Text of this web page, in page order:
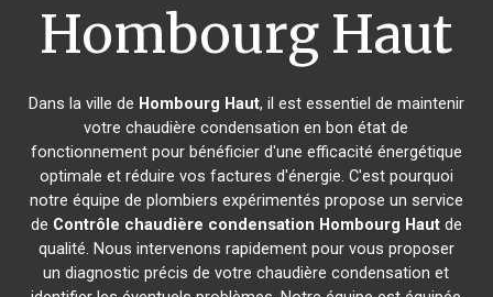
Hombourg Haut
Dans la ville de Hombourg Haut, il est essentiel de maintenir
votre chaudière condensation en bon état de
fonctionnement pour bénéficier d'une efficacité énergétique
optimale et réduire vos factures d'énergie. C'est pourquoi
notre équipe de plombiers expérimentés propose un service
de Contrôle chaudière condensation Hombourg Hautde
qualité. Nous intervenons rapidement pour vous proposer
un diagnostic précis de votre chaudière condensation et